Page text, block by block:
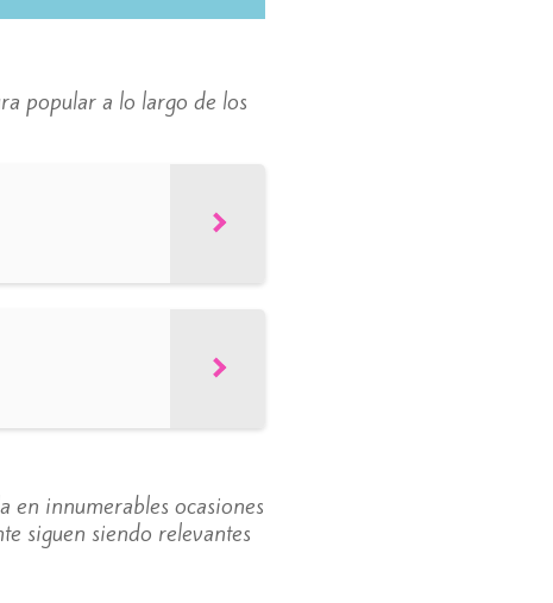
popular a lo largo de los
en innumerables ocasiones
siguen siendo relevantes